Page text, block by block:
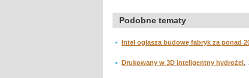
Podobne tematy
Intel ogłasza budowę fabryk za ponad
Drukowany w 3D inteligentny hydrożel,